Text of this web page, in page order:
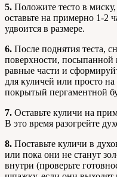
5. Положите тесто в
оставьте на примерно 1-2
удвоится в размере.
6. После поднятия теста,
поверхности, посыпанной
равные части и
для куличей или просто
покрытый пергаментной
7. Оставьте куличи на
В это время разогрейте
8. Поставьте куличи в
или пока они не станут
внутри (проверьте